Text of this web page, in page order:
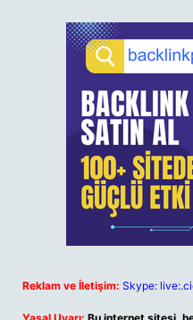
Reklam ve İletişim: Skype: